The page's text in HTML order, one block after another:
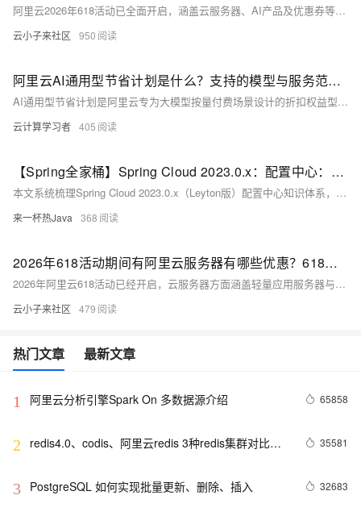
阿里云2026年618活动已全面开启，涵盖云服务器、AI产品及优惠券等。云服务器方面，轻量应用服务器2核2G低至38元/年，2核4G仅9.9元/月；经济型e实例99元/年，u1实例199元/年，u2i实例3折起，c9i/g9i服务器6.4折起。AI产品方面：QoderWork CN首月0元，Qwen3.7限时5折，秒悟新注册送1万积分，HappyHorse视频生成8折，OPC创新助力计划至高补贴100万Token。大模型方面，百炼平台享1亿+免费tokens，AI通用型节省计划最高5.3折。叠加AI加速季权益礼包（个人360元/企业1728元）及百炼先用后返最高200元。
云小子来社区 950
阿里云AI通用型节省计划是什么？支持的模型与服务范围、主要优势介绍
AI通用型节省计划是阿里云专为大模型按量付费场景设计的折扣权益型预付产品，覆盖百炼/PAI平台150+款主流模型，包括通义千问全系列、DeepSeek、Kimi等。最高可享低至4.5折优惠，一份计划通用所有支持的文本生成类推理任务，无需为各模型单独采购，大幅简化成本管理。入门型档位低至20元/月仅需10元，新人可低门槛体验。搭配阿里云AI加速季满减券、按量达标券、云产品通用折扣券等多重优惠叠加，实际成本可进一步压低。该计划专为用量波动但总体稳定的AI推理场景（如智能客服、内容生成、代码辅助）打造，是当前阿里云生态中性价比最优的大模型消费方案之一。
云计算学习者 405
【Spring全家桶】Spring Cloud 2023.0.x：配置中心：Nacos Config、Apollo（附《思维导图》+《面试高频考点清单》）
本文系统梳理Spring Cloud 2023.0.x（Leyton版）配置中心知识体系，涵盖Nacos与Apollo双引擎深度对比、Spring Boot 3.2+最新集成方式（`spring.config.import`）、动态刷新机制、权限审计、灰度发布等核心能力，助力微服务配置治理高效落地。
来一杯热Java 368
2026年618活动期间有阿里云服务器有哪些优惠？618活动优惠政策与活动报价
2026年阿里云618活动已经开启，云服务器方面涵盖轻量应用服务器与云服务器ECS多款热门机型。轻量应用服务器2核2G抢购价低至38元/年，2核4G为9.9元/月或199元/年；ECS经济型e实例99元/年，通用算力型u1实例199元/年，u2i实例新用户享3折起，第九代c9i/g9i等实例6.4折起。活动期间可叠加AI加速季权益礼包（个人最高360元、企业最高1728元）、百炼先用后返最高200元及7.5折通用优惠券等多重优惠，折上折后价格更优。建议用户根据业务需求选择实例，善用优惠券组合实现降本增效。
云小子来社区 479
热门文章 最新文章
1 阿里云分析引擎Spark On 多数据源介绍 65858
2
redis4.0、codis、阿里云redis 3种redis集群对比分
35581
3 PostgreSQL 如何实现批量更新、删除、插入 32683